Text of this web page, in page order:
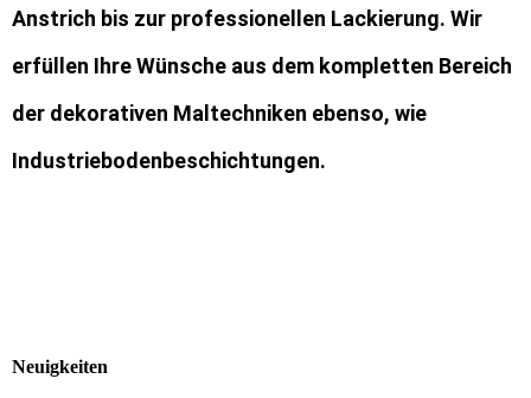
Anstrich bis zur professionellen Lackierung. Wir
erfüllen Ihre Wünsche aus dem kompletten Bereich
der dekorativen Maltechniken ebenso, wie
Industriebodenbeschichtungen.
Neuigkeiten